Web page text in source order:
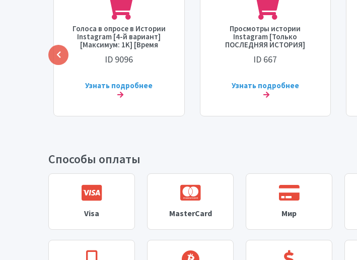
Голоса в опросе в Истории
Instagram [4-й вариант]
[Максимум: 1K] [Время
старта: 0-1 час] [Скорость:
1K/день]💧
ID 9096
Узнать подробнее
Просмотры истории
Instagram [Только
ПОСЛЕДНЯЯ ИСТОРИЯ]
[Максимум: 30 тыс.] [Время
старта: 0-1 час] [Скорость: 30
ID 667
Узнать подробнее
Способы оплаты
Visa MasterCard Мир